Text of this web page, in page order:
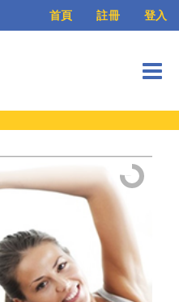
首頁 註冊 登入